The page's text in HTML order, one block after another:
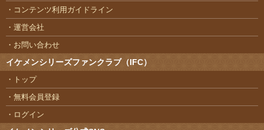
コンテンツ利用ガイドライン
運営会社
お問い合わせ
イケメンシリーズファンクラブ（IFC）
トップ
無料会員登録
ログイン